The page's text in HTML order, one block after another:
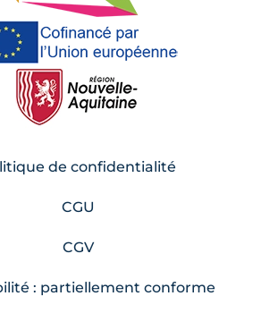
de confidentialité
CGU
CGV
: partiellement conforme